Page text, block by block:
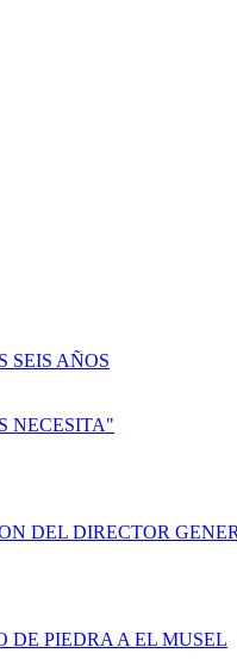
SEIS AÑOS
NECESITA"
DEL DIRECTOR
DE PIEDRA A EL MUSEL